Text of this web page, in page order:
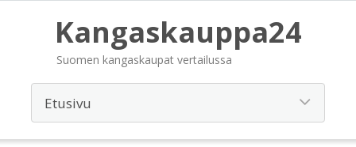
Kangaskauppa24
Suomen kangaskaupat vertailussa